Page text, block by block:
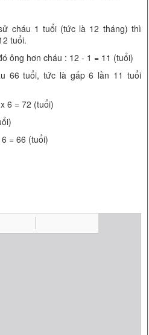
cháu 1 tuổi (tức là 12 tháng) thì
tuổi.
ông hơn cháu : 12 - 1 = 11 (tuổi)
66 tuổi, tức là gấp 6 lần 11 tuổi
6 = 72 (tuổi)
= 66 (tuổi)